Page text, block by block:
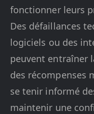
fonctionner leurs
Des défaillances
logiciels ou des
peuvent entraîner
des récompenses
se tenir informé
maintenir une